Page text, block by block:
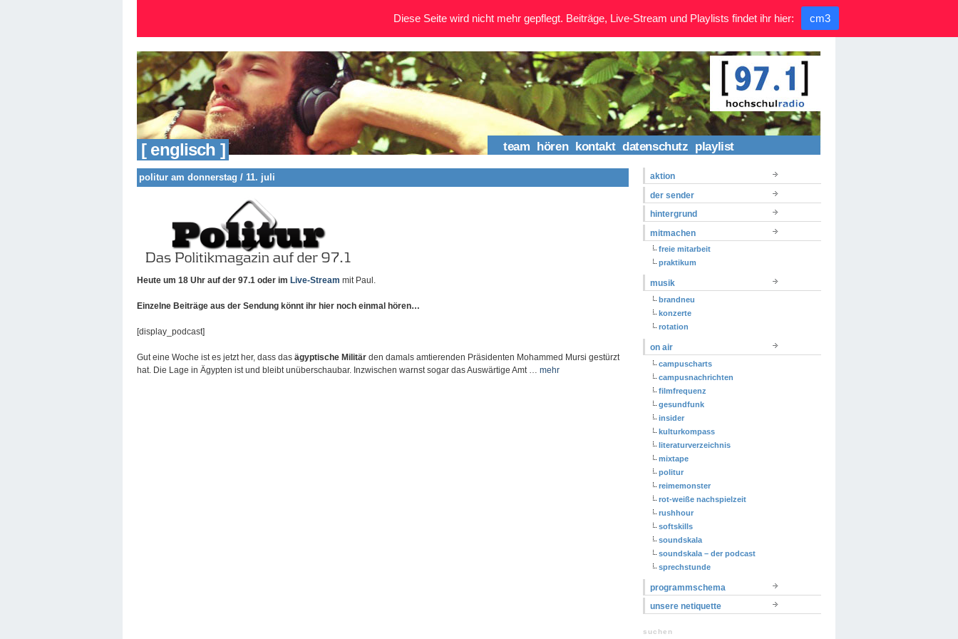
[ englisch ] team hören kontakt datenschutz playlist
politur am donnerstag / 11. juli
Heute um 18 Uhr auf der 97.1 oder im Live-Stream mit Paul.
Einzelne Beiträge aus der Sendung könnt ihr hier noch einmal hören…
[display_podcast]
Gut eine Woche ist es jetzt her, dass das ägyptische Militär den damals amtierenden Präsidenten Mohammed Mursi gestürzt
hat. Die Lage in Ägypten ist und bleibt unüberschaubar. Inzwischen warnst sogar das Auswärtige Amt … mehr
aktion
der sender
hintergrund
mitmachen
freie mitarbeit
praktikum
musik
brandneu
konzerte
rotation
on air
campuscharts
campusnachrichten
filmfrequenz
gesundfunk
insider
kulturkompass
literaturverzeichnis
mixtape
politur
reimemonster
rot-weiße nachspielzeit
rushhour
softskills
soundskala
soundskala – der podcast
sprechstunde
programmschema
unsere netiquette
suchen
Diese Seite wird nicht mehr gepflegt. Beiträge, Live-Stream und Playlists findet ihr hier: cm3